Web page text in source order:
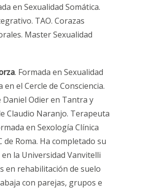
en Sexualidad Somática.
TAO. Corazas
Master Sexualidad
. Formada en Sexualidad
el Cercle de Consciencia.
Daniel Odier en Tantra y
Claudio Naranjo. Terapeuta
en Sexología Clínica
de Roma. Ha completado su
la Universidad Vanvitelli
en rehabilitación de suelo
con parejas, grupos e